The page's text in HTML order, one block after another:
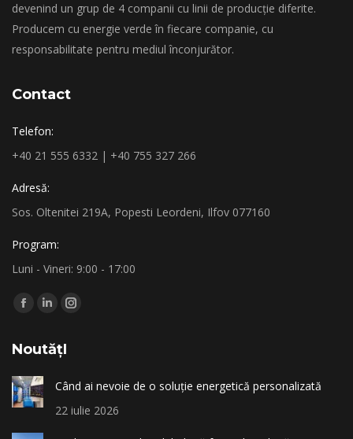
devenind un grup de 4 companii cu linii de producție diferite.
Producem cu energie verde în fiecare companie, cu
responsabilitate pentru mediul înconjurător.
Contact
Telefon:
+40 21 555 6332 | +40 755 327 266
Adresă:
Sos. Oltenitei 219A, Popesti Leordeni, Ilfov 077160
Program:
Luni - Vineri: 9:00 - 17:00
Find us on:
Facebook
opens
in
new
window
Linkedin
opens
new
window
Instagram
new
window
NoutățI
Când ai nevoie de o soluție energetică personalizată
22 iulie 2026